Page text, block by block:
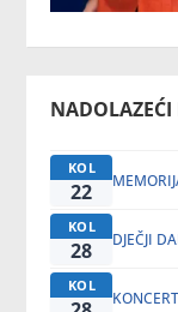
KOL
22
KOL
28 DJEČJI
KOL